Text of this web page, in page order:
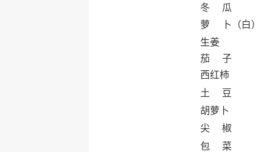
冬 瓜
萝 卜（白）
生姜
茄 子
西红柿
土 豆
胡萝卜
尖 椒
包 菜